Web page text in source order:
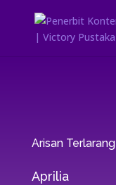
Arisan Terlarang
Aprilia